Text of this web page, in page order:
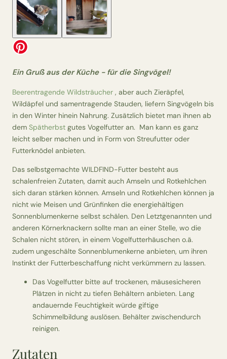
Ein Gruß aus der Küche - für die Singvögel!
Beerentragende Wildsträucher , aber auch Zieräpfel,
Wildäpfel und samentragende Stauden, liefern Singvögeln bis
in den Winter hinein Nahrung. Zusätzlich bietet man ihnen ab
dem Spätherbst gutes Vogelfutter an. Man kann es ganz
leicht selber machen und in Form von Streufutter oder
Futterknödel anbieten.
Das selbstgemachte WILDFIND-Futter besteht aus
schalenfreien Zutaten, damit auch Amseln und Rotkehlchen
sich daran stärken können. Amseln und Rotkehlchen können ja
nicht wie Meisen und Grünfinken die energiehältigen
Sonnenblumenkerne selbst schälen. Den Letztgenannten und
anderen Körnerknackern sollte man an einer Stelle, wo die
Schalen nicht stören, in einem Vogelfutterhäuschen o.ä.
zudem ungeschälte Sonnenblumenkerne anbieten, um ihren
Instinkt der Futterbeschaffung nicht verkümmern zu lassen.
Das Vogelfutter bitte auf trockenen, mäusesicheren
Plätzen in nicht zu tiefen Behältern anbieten. Lang
andauernde Feuchtigkeit würde giftige
Schimmelbildung auslösen. Behälter zwischendurch
reinigen.
Zutaten